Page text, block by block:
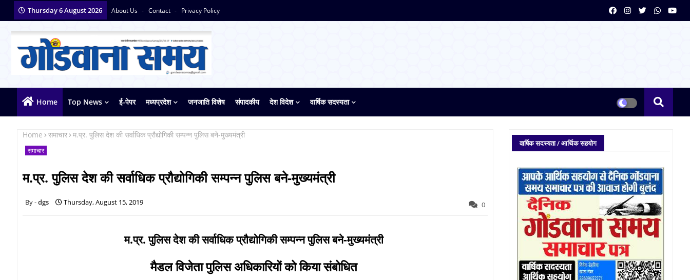
Thursday 6 August 2026 About Us Contact Privacy Policy
Home Top News ई-पेपर मध्यप्रदेश जनजाति विशेष संपादकीय देश विदेश वार्षिक सदस्यता
Home समाचार म.प्र. पुलिस देश की सर्वाधिक प्रौद्योगिकी सम्पन्न पुलिस बने-मुख्यमंत्री
समाचार
म.प्र. पुलिस देश की सर्वाधिक प्रौद्योगिकी सम्पन्न पुलिस बने-मुख्यमंत्री
dgs Thursday, August 15, 2019 0
म.प्र. पुलिस देश की सर्वाधिक प्रौद्योगिकी सम्पन्न पुलिस बने-मुख्यमंत्री
मैडल विजेता पुलिस अधिकारियों को किया संबोधित
वार्षिक सदस्यता / आर्थिक सहयोग